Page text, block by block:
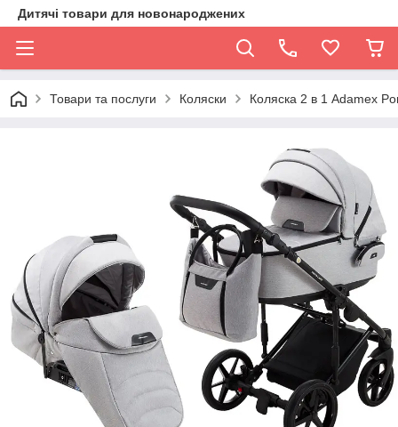
Дитячі товари для новонароджених
Товари та послуги Коляски Коляска 2 в 1 Adamex